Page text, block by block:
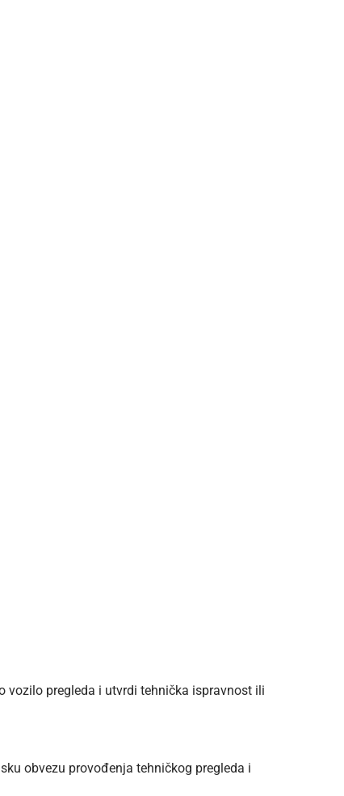
vozilo pregleda i utvrdi tehnička ispravnost ili
obvezu provođenja tehničkog pregleda i